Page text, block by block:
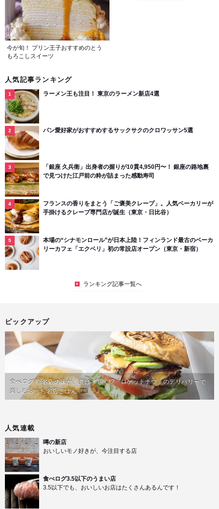
今が旬！ プリン王子おすすめのとう
もろこしスイーツ
人気記事ランキング
ラーメン王も注目！ 東京のラーメン新店4選
パン愛好家がおすすめするサックサクのクロワッサン5選
「銀座 久兵衛」出身者の握りが10貫4,950円〜！ 銀座の路地裏
で見つけた江戸前の粋が詰まった感動寿司
フランスの香りをまとう「ご褒美クレープ」。人気ベーカリーが
手掛けるクレープ専門店が誕生（東京・日比谷）
本場の“シナモンロール”が日本上陸！フィンランド最古のベーカ
リーカフェ「エクベリ」初の常設店オープン（東京・新宿）
ランキング記事一覧へ
ピックアップ
食べログ 百名店の味が、並ばず届く!?「ロケットナウ」のデリバリーで
楽しむおうち名店ごはん PR
人気連載
噂の新店
おいしいモノ好きが、今注目する店
食べログ3.5以下のうまい店
3.5以下でも、おいしいお店はたくさんあるんです！